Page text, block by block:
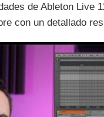
de Ableton Live
con un detallado